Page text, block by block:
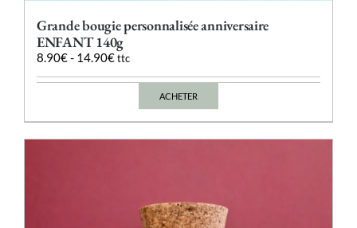
Grande bougie personnalisée anniversaire
ENFANT 140g
8.90€- 14.90€ ttc
ACHETER
Ce
peuvent
être